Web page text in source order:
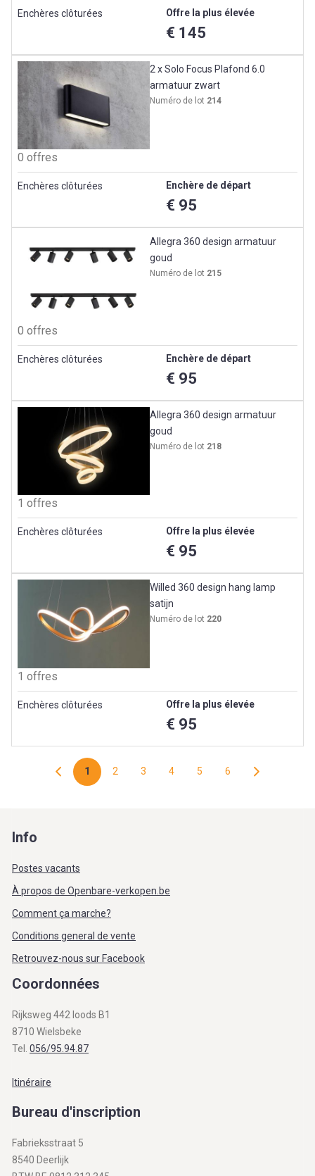
Enchères clôturées Offre la plus élevée
€ 145
2 x Solo Focus Plafond 6.0
armatuur zwart
Numéro de lot 214
0 offres
Enchères clôturées Enchère de départ
€ 95
Allegra 360 design armatuur
goud
Numéro de lot 215
0 offres
Enchères clôturées Enchère de départ
€ 95
Allegra 360 design armatuur
goud
Numéro de lot 218
1 offres
Enchères clôturées Offre la plus élevée
€ 95
Willed 360 design hang lamp
satijn
Numéro de lot 220
1 offres
Enchères clôturées Offre la plus élevée
€ 95
1 2 3 4 5 6
Info
Postes vacants
À propos de Openbare-verkopen.be
Comment ça marche?
Conditions general de vente
Retrouvez-nous sur Facebook
Coordonnées
Rijksweg 442 loods B1
8710 Wielsbeke
Tel.
056/95.94.87
Itinéraire
Bureau d'inscription
Fabrieksstraat 5
8540 Deerlijk